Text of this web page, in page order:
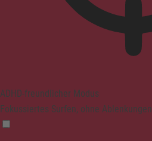
ADHD-freundlicher Modus
Fokussiertes Surfen, ohne Ablenkungen